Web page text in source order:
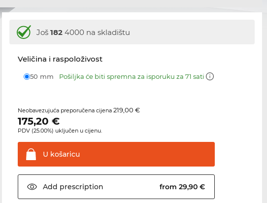
Još182 4000 na skladištu
Veličina i raspoloživost
50 mm Pošiljka će biti spremna za isporuku za 71 sati
Neobavezujuća preporučena cijena219,00 €
175,20 €
PDV (25.00%) uključen u cijenu.
U košaricu
Add prescription from 29,90 €